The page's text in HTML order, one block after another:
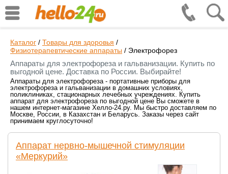
Каталог / Товары для здоровья /
Физиотерапевтические аппараты / Электрофорез
Аппараты для электрофореза и гальванизации. Купить по
выгодной цене. Доставка по России. Выбирайте!
Аппараты для электрофореза - портативные приборы для
электрофореза и гальванизации в домашних условиях,
поликлиниках, стационарных лечебных учреждениях. Купить
аппарат для электрофореза по выгодной цене Вы сможете в
нашем интернет-магазине Хелло-24.ру. Мы быстро доставляем по
Москве, России, в Казахстан и Беларусь. Заказы через сайт
принимаем круглосуточно!
Аппарат нервно-мышечной стимуляции
«Меркурий»